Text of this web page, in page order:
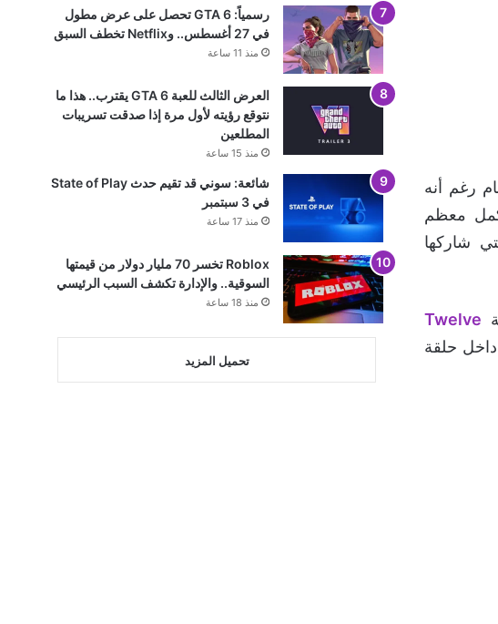
رغم أنه
معظم
شاركها
Twelve
حلقة
رسمياً: GTA 6 تحصل على عرض مطول
في 27 أغسطس.. وNetflix تخطف السبق
منذ 11 ساعة
العرض الثالث للعبة GTA 6 يقترب.. هذا ما
نتوقع رؤيته لأول مرة إذا صدقت تسريبات
المطلعين
منذ 15 ساعة
شائعة: سوني قد تقيم حدث State of Play
في 3 سبتمبر
منذ 17 ساعة
Roblox تخسر 70 مليار دولار من قيمتها
السوقية.. والإدارة تكشف السبب الرئيسي
منذ 18 ساعة
تحميل المزيد